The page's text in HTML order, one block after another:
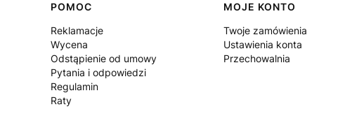
Linki w stopce
POMOC
Reklamacje
Wycena
Odstąpienie od umowy
Pytania i odpowiedzi
Regulamin
Raty
MOJE KONTO
Twoje zamówienia
Ustawienia konta
Przechowalnia